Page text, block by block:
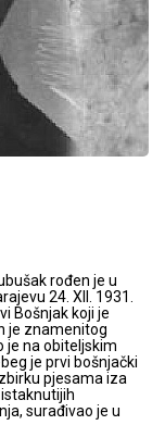
rođen je u
24. XII. 1931.
Bošnjak koji je
je znamenitog
je na obiteljskim
je prvi bošnjački
pjesama iza
surađivao je u